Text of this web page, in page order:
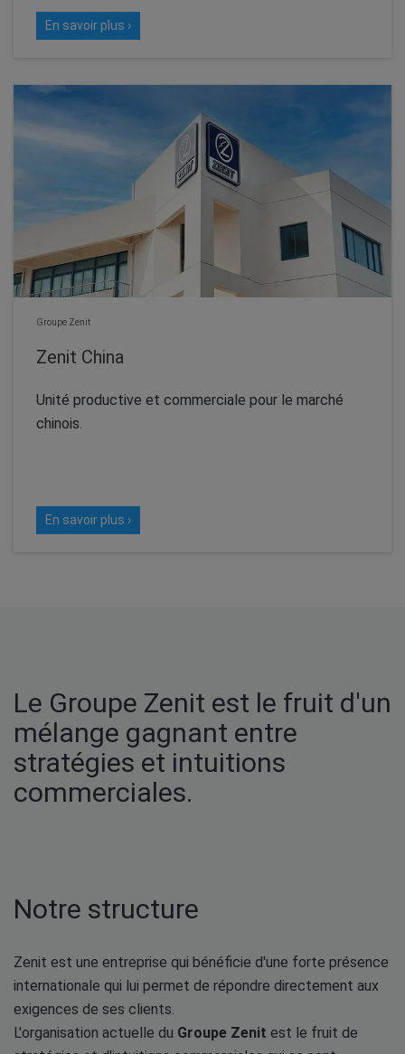
En savoir plus ›
Groupe Zenit
Zenit China
Unité productive et commerciale pour le marché
chinois.
En savoir plus ›
Le Groupe Zenit est le fruit d'un
mélange gagnant entre
stratégies et intuitions
commerciales.
Notre structure
Zenit est une entreprise qui bénéficie d'une forte présence
internationale qui lui permet de répondre directement aux
exigences de ses clients.
L'organisation actuelle du Groupe Zenit est le fruit de